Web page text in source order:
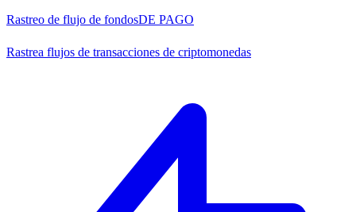
Rastreo de flujo de fondosDE PAGO
Rastrea flujos de transacciones de criptomonedas